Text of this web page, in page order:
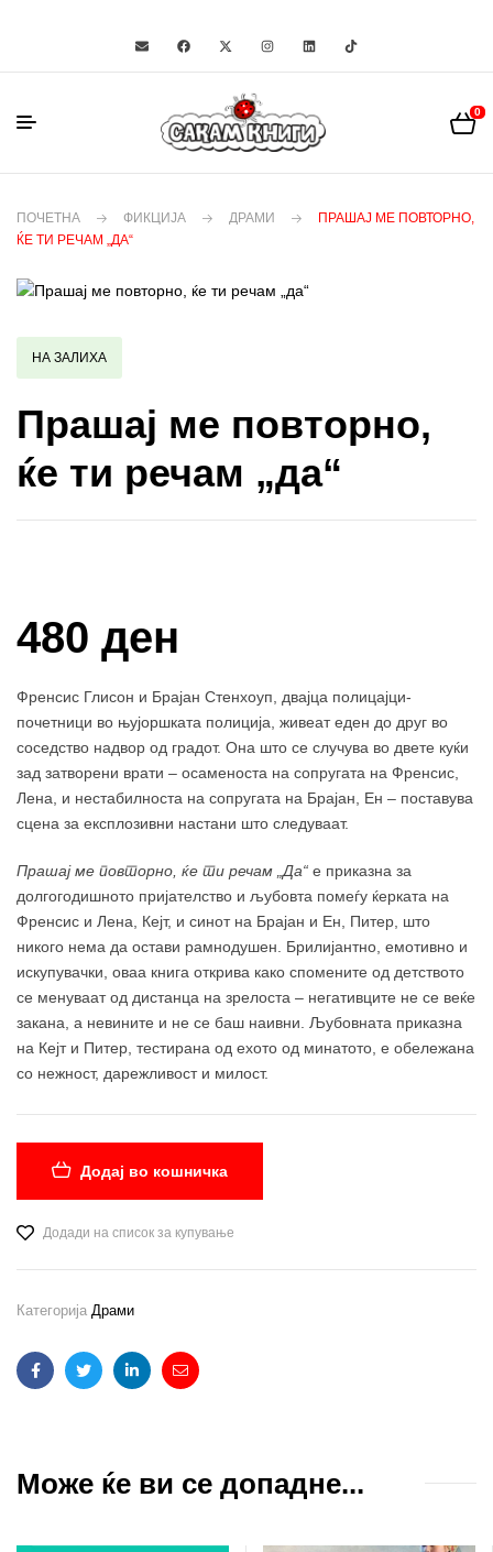
0
ПОЧЕТНА ФИКЦИЈА ДРАМИ
ПРАШАЈ МЕ ПОВТОРНО,
ЌЕ ТИ РЕЧАМ „ДА“
НА ЗАЛИХА
Прашај ме повторно,
ќе ти речам „да“
480 ден
Френсис Глисон и Брајан Стенхоуп, двајца полицајци-
почетници во њујоршката полиција, живеат еден до друг во
соседство надвор од градот. Она што се случува во двете куќи
зад затворени врати – осаменоста на сопругата на Френсис,
Лена, и нестабилноста на сопругата на Брајан, Ен – поставува
сцена за експлозивни настани што следуваат.
Прашај ме повторно, ќе ти речам „Да“ е приказна за
долгогодишното пријателство и љубовта помеѓу ќерката на
Френсис и Лена, Кејт, и синот на Брајан и Ен, Питер, што
никого нема да остави рамнодушен. Брилијантно, емотивно и
искупувачки, оваа книга открива како спомените од детството
се менуваат од дистанца на зрелоста – негативците не се веќе
закана, а невините и не се баш наивни. Љубовната приказна
на Кејт и Питер, тестирана од ехото од минатото, е обележана
со нежност, дарежливост и милост.
Додај во кошничка
Додади на список за купување
Категорија Драми
FacebookTwitterLinkedinEmail
Може ќе ви се допадне...